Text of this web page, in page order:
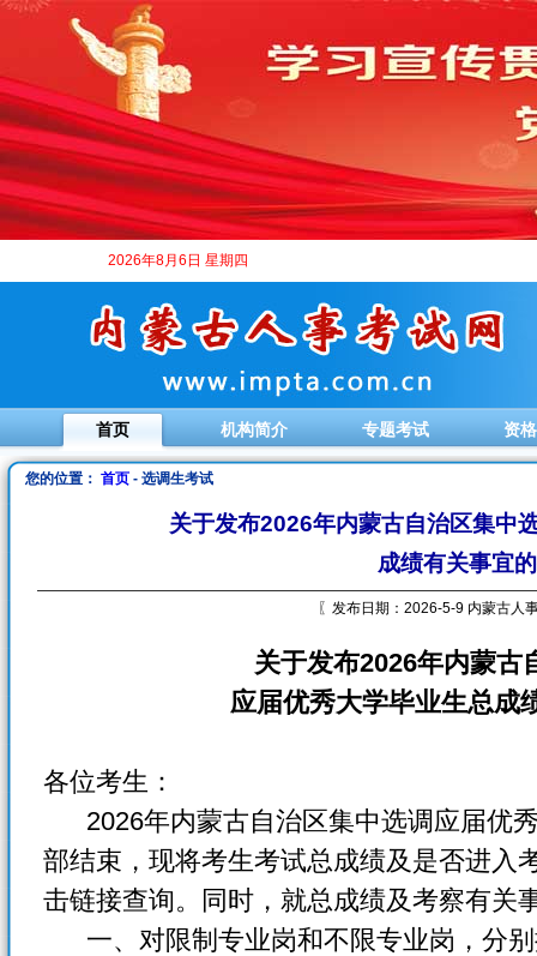
2026年8月6日 星期四
首页 机构简介 专题考试 资
您的位置： 首页- 选调生考试
关于发布2026年内蒙古自治区集中
成绩有关事宜
〖发布日期：2026-5-9 内蒙古人
关于发布2026年内蒙古
应届优秀大学毕业生总成
各位考生：
2026年内蒙古自治区集中选调应届优
部结束，现将考生考试总成绩及是否进入
击链接查询。同时，就总成绩及考察有关
一、对限制专业岗和不限专业岗，分别